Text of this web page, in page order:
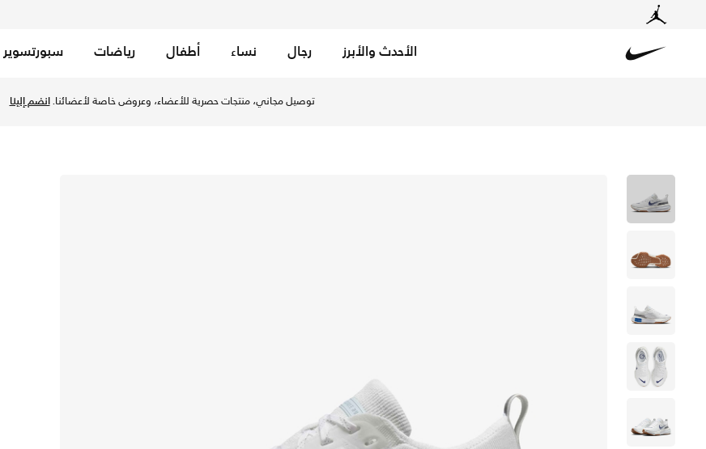
الأحدث والأبرز رجال نساء أطفال رياضات سبورتسوير
توصيل مجاني، منتجات حصرية للأعضاء، وعروض خاصة لأعضائنا.انضم إلينا